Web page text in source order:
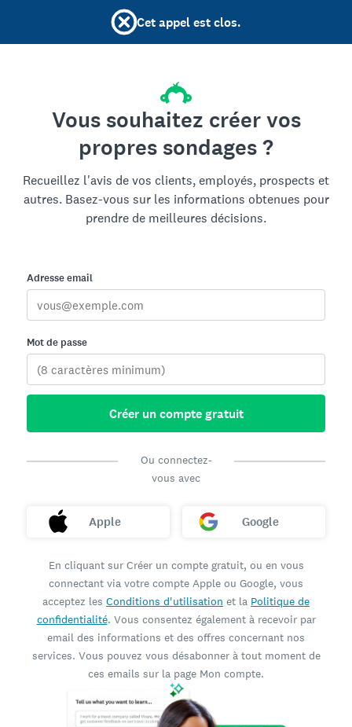
Cet appel est clos.
Vous souhaitez créer vos
propres sondages ?
Recueillez l'avis de vos clients, employés, prospects et
autres. Basez-vous sur les informations obtenues pour
prendre de meilleures décisions.
Adresse email
Mot de passe
Créer un compte gratuit
Ou connectez-
vous avec
Apple Google
En cliquant sur Créer un compte gratuit, ou en vous
connectant via votre compte Apple ou Google, vous
acceptez les Conditions d'utilisation et la Politique de
confidentialité. Vous consentez également à recevoir par
email des informations et des offres concernant nos
services. Vous pouvez vous désabonner à tout moment de
ces emails sur la page Mon compte.